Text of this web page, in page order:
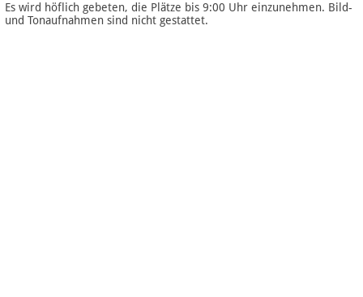
Es wird höflich gebeten, die Plätze bis 9:00 Uhr einzunehmen. Bild-
und Tonaufnahmen sind nicht gestattet.